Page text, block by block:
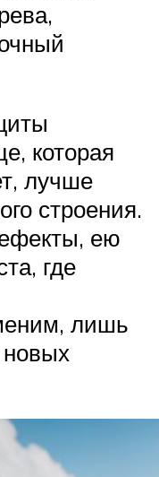
которая
лучше
строения.
ею
где
лишь